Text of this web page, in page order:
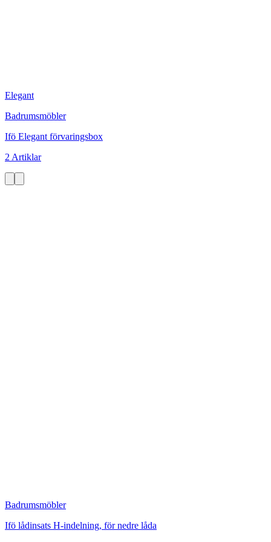
Elegant
Badrumsmöbler
Ifö Elegant förvaringsbox
2 Artiklar
Badrumsmöbler
Ifö lådinsats H-indelning, för nedre låda